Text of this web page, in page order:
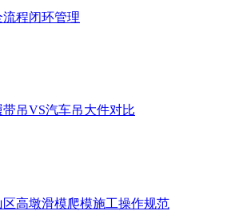
程闭环管理
吊VS汽车吊大件对比
高墩滑模爬模施工操作规范